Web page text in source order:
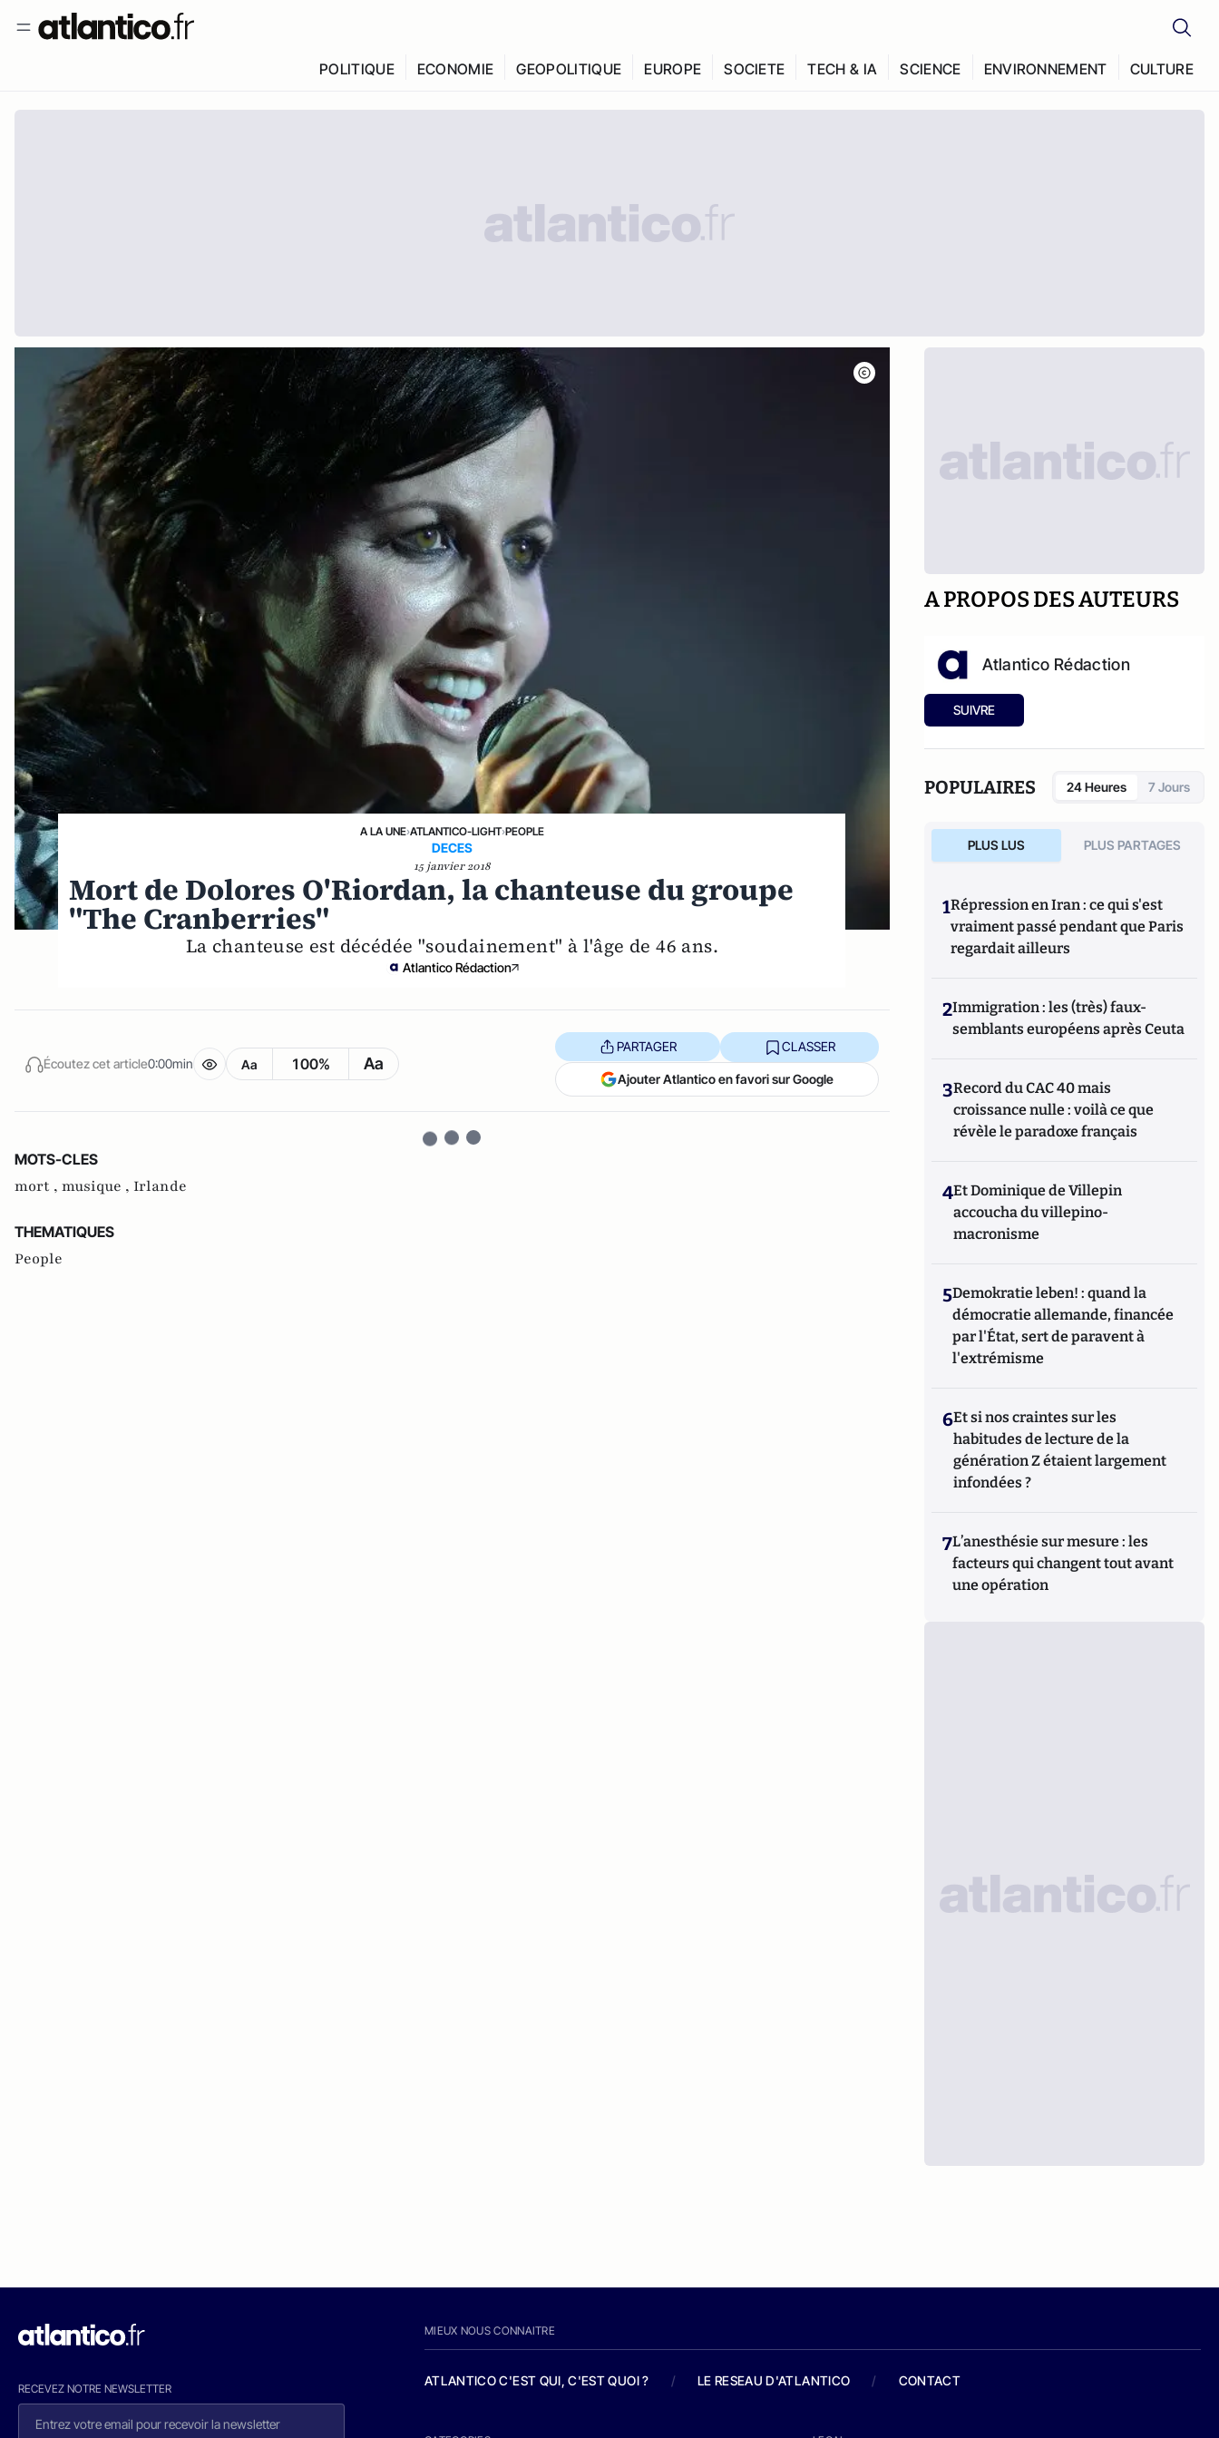
POLITIQUE ECONOMIE GEOPOLITIQUE EUROPE SOCIETE TECH & IA SCIENCE ENVIRONNEMENT CULTURE
A LA UNE›ATLANTICO-LIGHT›PEOPLE
DECES
15 janvier 2018
Mort de Dolores O'Riordan, la chanteuse du groupe
"The Cranberries"
La chanteuse est décédée "soudainement" à l'âge de 46 ans.
Atlantico Rédaction
Écoutez cet article0:00min Aa 100% Aa
PARTAGER CLASSER
Ajouter Atlantico en favori sur Google
MOTS-CLES
mort , musique , Irlande
THEMATIQUES
People
A PROPOS DES AUTEURS
Atlantico Rédaction
SUIVRE
POPULAIRES 24 Heures 7 Jours
PLUS LUS PLUS PARTAGES
1Répression en Iran : ce qui s'est
vraiment passé pendant que Paris
regardait ailleurs
2Immigration : les (très) faux-
semblants européens après Ceuta
3Record du CAC 40 mais
croissance nulle : voilà ce que
révèle le paradoxe français
4Et Dominique de Villepin
accoucha du villepino-
macronisme
5Demokratie leben! : quand la
démocratie allemande, financée
par l'État, sert de paravent à
l'extrémisme
6Et si nos craintes sur les
habitudes de lecture de la
génération Z étaient largement
infondées ?
7L’anesthésie sur mesure : les
facteurs qui changent tout avant
une opération
RECEVEZ NOTRE NEWSLETTER
MIEUX NOUS CONNAITRE
ATLANTICO C'EST QUI, C'EST QUOI ? / LE RESEAU D'ATLANTICO / CONTACT